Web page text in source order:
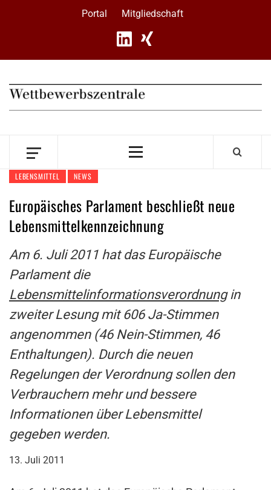
Portal Mitgliedschaft
Primary
LEBENSMITTEL NEWS
Europäisches Parlament beschließt neue
Lebensmittelkennzeichnung
Am 6. Juli 2011 hat das Europäische
Parlament die
Lebensmittelinformationsverordnungin
zweiter Lesung mit 606 Ja-Stimmen
angenommen (46 Nein-Stimmen, 46
Enthaltungen). Durch die neuen
Regelungen der Verordnung sollen den
Verbrauchern mehr und bessere
Informationen über Lebensmittel
gegeben werden.
13. Juli 2011